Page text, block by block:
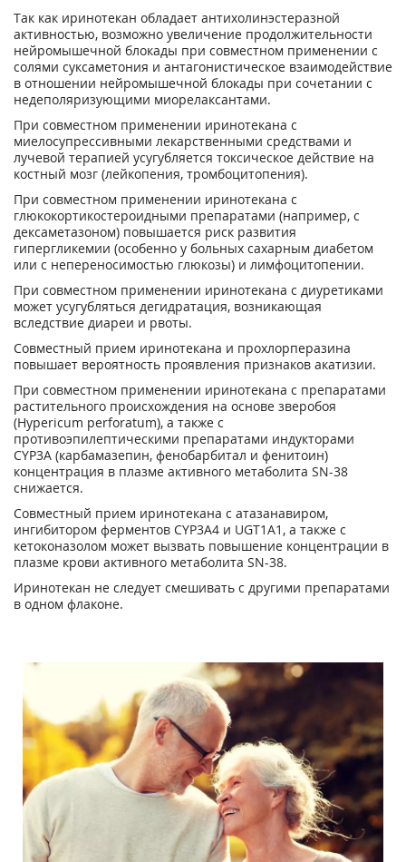
Так как иринотекан обладает антихолинэстеразной
активностью, возможно увеличение продолжительности
нейромышечной блокады при совместном применении с
солями суксаметония и антагонистическое взаимодействие
в отношении нейромышечной блокады при сочетании с
недеполяризующими миорелаксантами.
При совместном применении иринотекана с
миелосупрессивными лекарственными средствами и
лучевой терапией усугубляется токсическое действие на
костный мозг (лейкопения, тромбоцитопения).
При совместном применении иринотекана с
глюкокортикостероидными препаратами (например, с
дексаметазоном) повышается риск развития
гипергликемии (особенно у больных сахарным диабетом
или с непереносимостью глюкозы) и лимфоцитопении.
При совместном применении иринотекана с диуретиками
может усугубляться дегидратация, возникающая
вследствие диареи и рвоты.
Совместный прием иринотекана и прохлорперазина
повышает вероятность проявления признаков акатизии.
При совместном применении иринотекана с препаратами
растительного происхождения на основе зверобоя
(Hypericum perforatum), а также с
противоэпилептическими препаратами индукторами
CYP3A (карбамазепин, фенобарбитал и фенитоин)
концентрация в плазме активного метаболита SN-38
снижается.
Совместный прием иринотекана с атазанавиром,
ингибитором ферментов CYP3A4 и UGT1A1, а также с
кетоконазолом может вызвать повышение концентрации в
плазме крови активного метаболита SN-38.
Иринотекан не следует смешивать с другими препаратами
в одном флаконе.